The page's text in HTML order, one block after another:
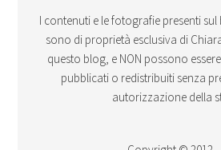
I contenuti e le fotografie presenti sul
sono di proprietà esclusiva di
questo blog, e NON possono
pubblicati o redistribuiti senza
autorizzazione della